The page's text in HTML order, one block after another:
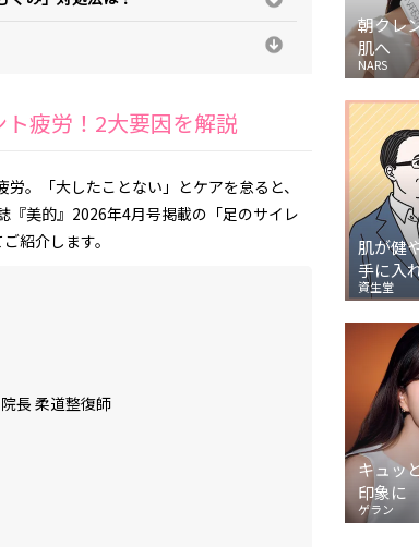
疲労！2大要因を解説
。「大したことない」とケアを怠ると、
『美的』2026年4月号掲載の「足のサイレ
紹介します。
長 柔道整復師
朝クレ
肌へ
NARS
肌が健
手に入
資生堂
キュッ
印象に
ゲラン